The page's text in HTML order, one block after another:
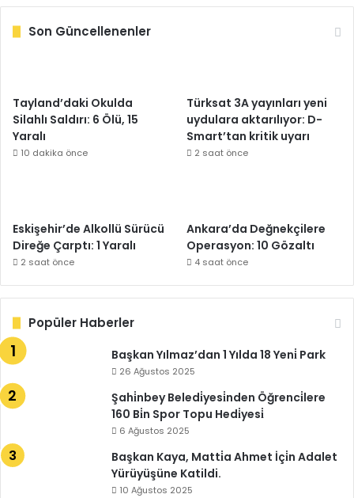
Son Güncellenenler
Tayland’daki Okulda
Silahlı Saldırı: 6 Ölü, 15
Yaralı
10 dakika önce
Türksat 3A yayınları yeni
uydulara aktarılıyor: D-
Smart’tan kritik uyarı
2 saat önce
Eskişehir’de Alkollü Sürücü
Direğe Çarptı: 1 Yaralı
2 saat önce
Ankara’da Değnekçilere
Operasyon: 10 Gözaltı
4 saat önce
Popüler Haberler
Başkan Yılmaz’dan 1 Yılda 18 Yeni̇ Park
26 Ağustos 2025
Şahi̇nbey Beledi̇yesi̇nden Öğrenci̇lere
160 Bi̇n Spor Topu Hedi̇yesi̇
6 Ağustos 2025
Başkan Kaya, Matti̇a Ahmet İçi̇n Adalet
Yürüyüşüne Katildi.
10 Ağustos 2025